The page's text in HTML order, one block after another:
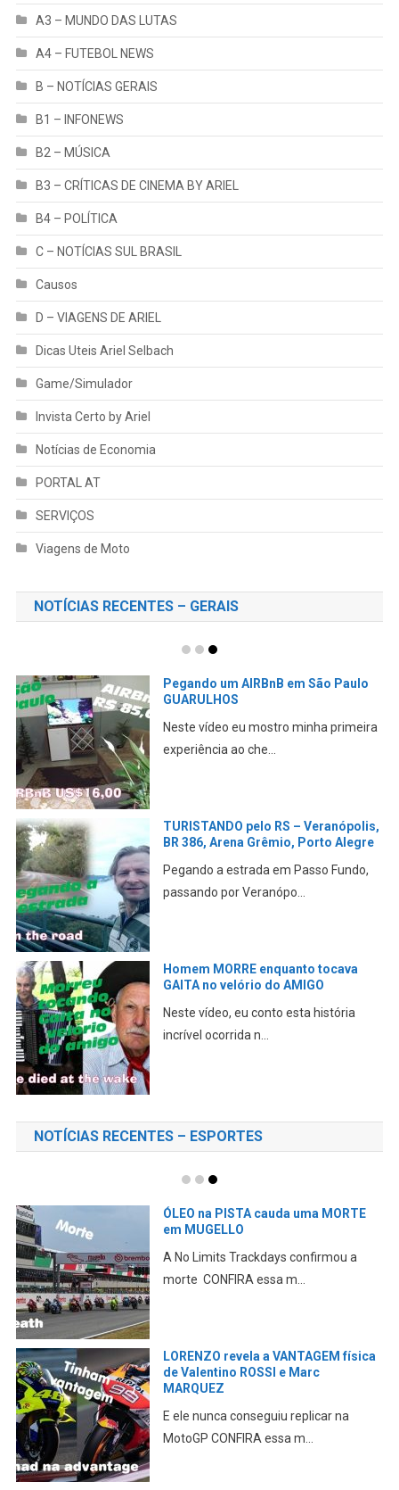
A3 – MUNDO DAS LUTAS
A4 – FUTEBOL NEWS
B – NOTÍCIAS GERAIS
B1 – INFONEWS
B2 – MÚSICA
B3 – CRÍTICAS DE CINEMA BY ARIEL
B4 – POLÍTICA
C – NOTÍCIAS SUL BRASIL
Causos
D – VIAGENS DE ARIEL
Dicas Uteis Ariel Selbach
Game/Simulador
Invista Certo by Ariel
Notícias de Economia
PORTAL AT
SERVIÇOS
Viagens de Moto
NOTÍCIAS RECENTES – GERAIS
Pegando um AIRBnB em São Paulo
GUARULHOS
Neste vídeo eu mostro minha primeira
experiência ao che...
TURISTANDO pelo RS – Veranópolis,
BR 386, Arena Grêmio, Porto Alegre
Pegando a estrada em Passo Fundo,
passando por Veranópo...
Homem MORRE enquanto tocava
GAITA no velório do AMIGO
Neste vídeo, eu conto esta história
incrível ocorrida n...
NOTÍCIAS RECENTES – ESPORTES
ÓLEO na PISTA cauda uma MORTE
em MUGELLO
A No Limits Trackdays confirmou a
morte CONFIRA essa m...
LORENZO revela a VANTAGEM física
de Valentino ROSSI e Marc
MARQUEZ
E ele nunca conseguiu replicar na
MotoGP CONFIRA essa m...